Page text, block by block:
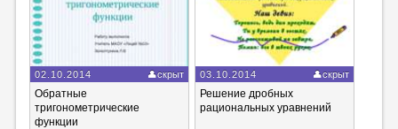
02.10.2014 скрыт
Обратные
тригонометрические
функции
03.10.2014 скрыт
Решение дробных
рациональных уравнений